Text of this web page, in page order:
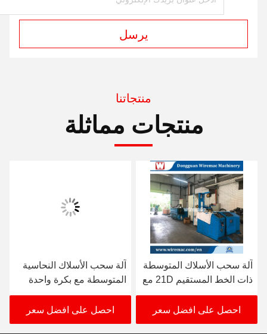
يرسل
منتجاتنا
منتجات مماثلة
آلة سحب الأسلاك المتوسطة
ذات الخط المستقيم 21D مع
بكرة واحدة
احصل على افضل سعر
آلة سحب الأسلاك النحاسية
المتوسطة مع بكرة واحدة
630 مم
احصل على افضل سعر